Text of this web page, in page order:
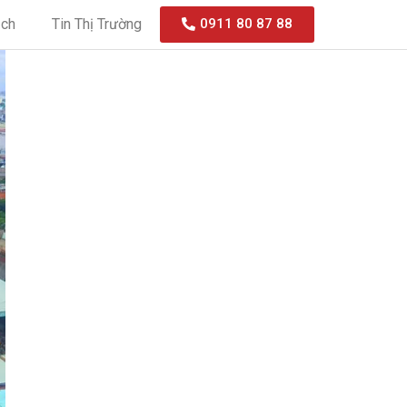
Tin Thị Trường 0911 80 87 88